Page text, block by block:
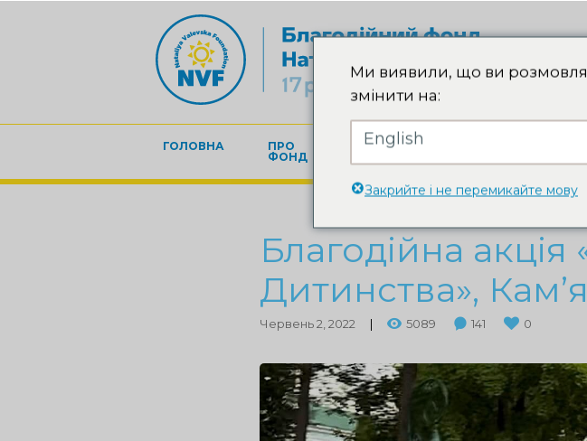
ГОЛОВНА
ПРО
ФОНД
БЛАГОДІЙНІСТЬ
Благодійна
Дитинства»,
Червень 2, 2022 5089 141 0
Ми виявили, що ви
змінити на:
English
Закрийте і не перемикайте мову